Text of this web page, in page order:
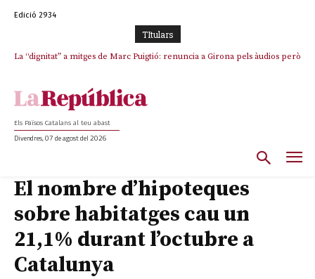
Edició 2934
TItulars
La “dignitat” a mitges de Marc Puigtió: renuncia a Girona pels àudios però
Els Països Catalans al teu abast
Divendres, 07 de agost del 2026
El nombre d’hipoteques
sobre habitatges cau un
21,1% durant l’octubre a
Catalunya